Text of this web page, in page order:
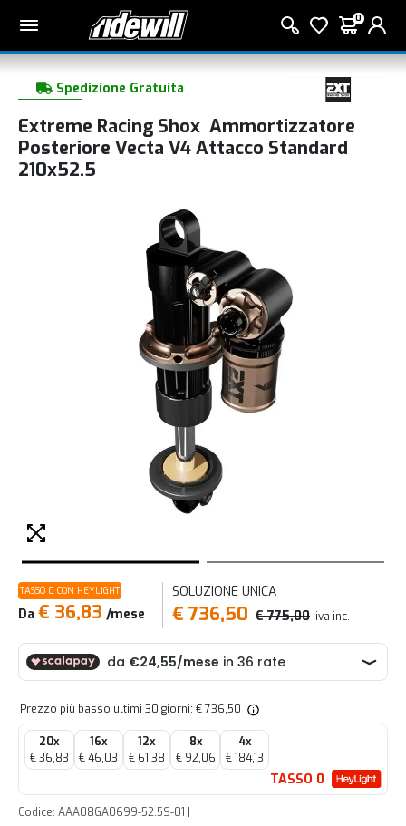
0
Spedizione Gratuita
Extreme Racing Shox Ammortizzatore
Posteriore Vecta V4 Attacco Standard
210x52.5
TASSO 0 CON HEYLIGHT
Da € 36,83 /mese
SOLUZIONE UNICA
€ 736,50 € 775,00 iva inc.
Prezzo più basso ultimi 30 giorni: € 736,50
20x
€ 36,83
16x
€ 46,03
12x
€ 61,38
8x
€ 92,06
4x
€ 184,13
TASSO 0
Codice: AAA08GA0699-52.5S-01 |